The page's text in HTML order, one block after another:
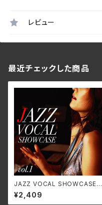
レビュー
最近チェックした商品
JAZZ VOCAL SHOWCASE v
ol.1/V.A. GNRS-0011(仕様:
CD)
¥2,409